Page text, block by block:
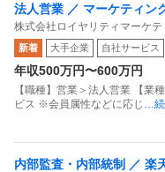
法人営業 ／ マーケティン
内最大級の共通ポイント
目指すデータマーケティン
株式会社ロイヤリティマーケテ
新着 大手企業 自社サービス
年収500万円〜600万円
【職種】営業＞法人営業 【業
ビス ※会員属性などに応じ
…
内部監査・内部統制 ／ 楽